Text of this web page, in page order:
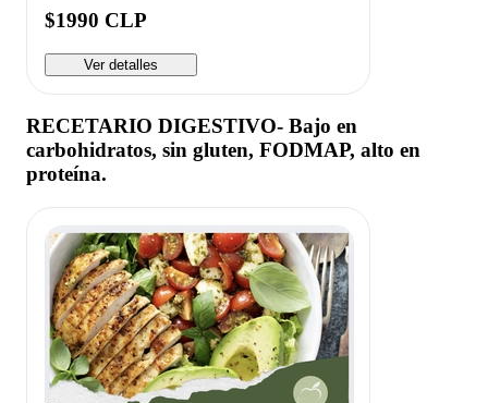
$1990 CLP
Ver detalles
RECETARIO DIGESTIVO- Bajo en
carbohidratos, sin gluten, FODMAP, alto en
proteína.